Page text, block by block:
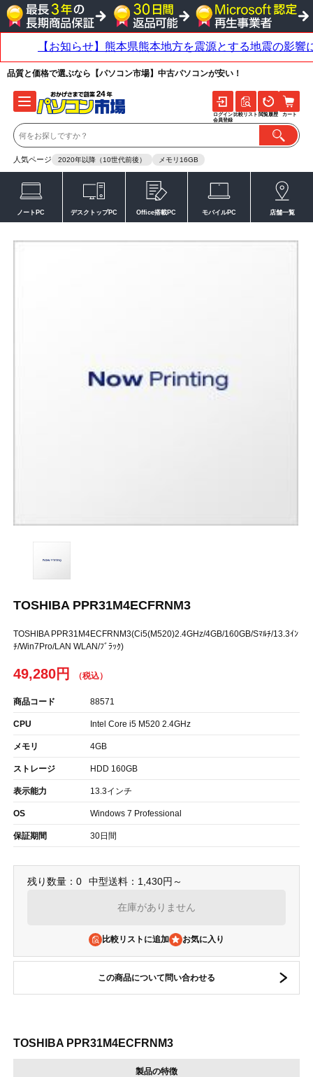
品質と価格で選ぶなら【パソコン市場】中古パソコンが安い！
人気ページ 2020年以降（10世代前後） メモリ16GB
ログイン
会員登録
比較リスト 閲覧履歴 カート
ノートPC デスクトップPC Office搭載PC モバイルPC 店舗一覧
TOSHIBA PPR31M4ECFRNM3
TOSHIBA PPR31M4ECFRNM3(Ci5(M520)2.4GHz/4GB/160GB/Sﾏﾙﾁ/13.3ｲﾝ
ﾁ/Win7Pro/LAN WLAN/ﾌﾞﾗｯｸ)
49,280円
商品コード 88571
CPU Intel Core i5 M520 2.4GHz
メモリ 4GB
ストレージ HDD 160GB
表示能力 13.3インチ
OS Windows 7 Professional
保証期間 30日間
残り数量：0 中型送料：1,430円～
在庫がありません
比較リストに追加
この商品について問い合わせる
TOSHIBA PPR31M4ECFRNM3
製品の特徴